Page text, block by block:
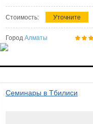
Стоимость: Уточните
Город Алматы
Семинары в Тбилиси